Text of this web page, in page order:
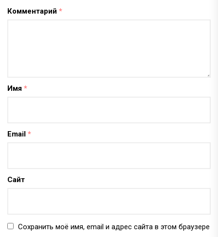
Комментарий *
Имя *
Email *
Сайт
Сохранить моё имя, email и адрес сайта в этом браузере